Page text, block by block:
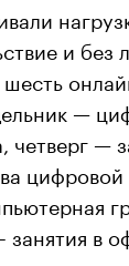
и без
—
четверг —
цифровой
занятия в